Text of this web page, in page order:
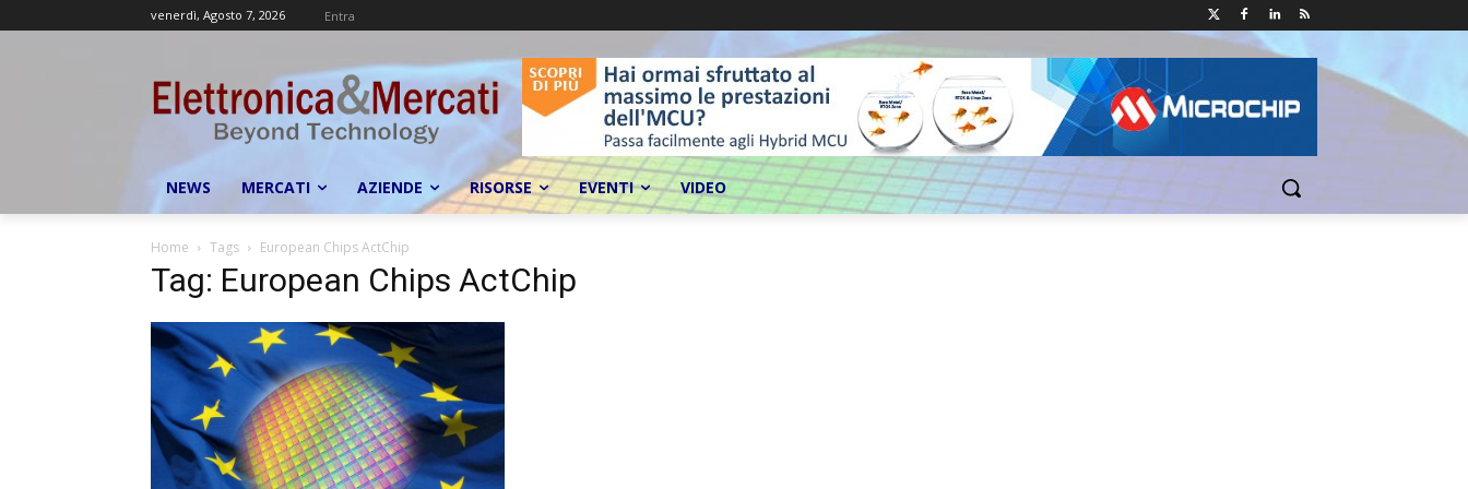
venerdì, Agosto 7, 2026 Entra
NEWS MERCATI AZIENDE RISORSE EVENTI VIDEO
Home Tags European Chips ActChip
Tag: European Chips ActChip